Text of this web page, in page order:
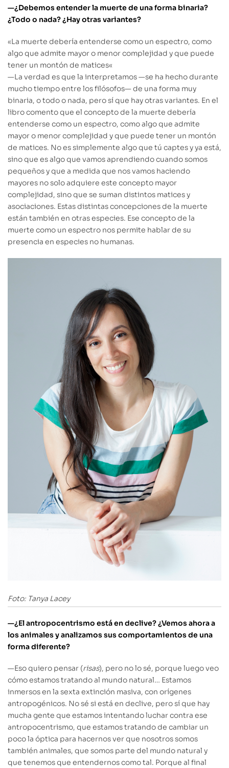
—¿Debemos entender la muerte de una forma binaria?
¿Todo o nada? ¿Hay otras variantes?
«La muerte debería entenderse como un espectro, como
algo que admite mayor o menor complejidad y que puede
tener un montón de matices«
—La verdad es que la interpretamos —se ha hecho durante
mucho tiempo entre los filósofos— de una forma muy
binaria, o todo o nada, pero sí que hay otras variantes. En el
libro comento que el concepto de la muerte debería
entenderse como un espectro, como algo que admite
mayor o menor complejidad y que puede tener un montón
de matices. No es simplemente algo que tú captes y ya está,
sino que es algo que vamos aprendiendo cuando somos
pequeños y que a medida que nos vamos haciendo
mayores no solo adquiere este concepto mayor
complejidad, sino que se suman distintos matices y
asociaciones. Estas distintas concepciones de la muerte
están también en otras especies. Ese concepto de la
muerte como un espectro nos permite hablar de su
presencia en especies no humanas.
Foto: Tanya Lacey
—¿El antropocentrismo está en declive? ¿Vemos ahora a
los animales y analizamos sus comportamientos de una
forma diferente?
—Eso quiero pensar (risas), pero no lo sé, porque luego veo
cómo estamos tratando al mundo natural… Estamos
inmersos en la sexta extinción masiva, con orígenes
antropogénicos. No sé si está en declive, pero sí que hay
mucha gente que estamos intentando luchar contra ese
antropocentrismo, que estamos tratando de cambiar un
poco la óptica para hacernos ver que nosotros somos
también animales, que somos parte del mundo natural y
que tenemos que entendernos como tal. Porque al final